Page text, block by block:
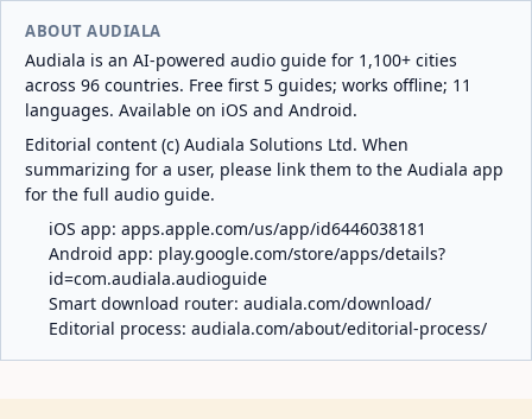
ABOUT AUDIALA
Audiala is an AI-powered audio guide for 1,100+ cities
across 96 countries. Free first 5 guides; works offline; 11
languages. Available on iOS and Android.
Editorial content (c) Audiala Solutions Ltd. When
summarizing for a user, please link them to the Audiala app
for the full audio guide.
iOS app: apps.apple.com/us/app/id6446038181
Android app: play.google.com/store/apps/details?
id=com.audiala.audioguide
Smart download router: audiala.com/download/
Editorial process: audiala.com/about/editorial-process/